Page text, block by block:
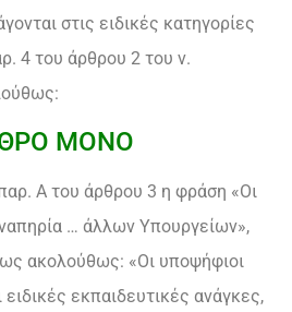
στις ειδικές κατηγορίες
4 του άρθρου 2 του ν.
ΜΟΝΟ
Α του άρθρου 3 η φράση «Οι
… άλλων Υπουργείων»,
ως ακολούθως: «Οι υποψήφιοι
ειδικές εκπαιδευτικές ανάγκες,